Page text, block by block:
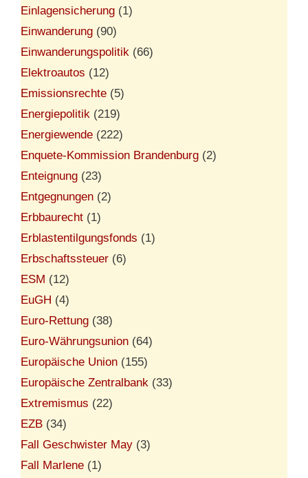
Einlagensicherung (1)
Einwanderung (90)
Einwanderungspolitik (66)
Elektroautos (12)
Emissionsrechte (5)
Energiepolitik (219)
Energiewende (222)
Enquete-Kommission Brandenburg (2)
Enteignung (23)
Entgegnungen (2)
Erbbaurecht (1)
Erblastentilgungsfonds (1)
Erbschaftssteuer (6)
ESM (12)
EuGH (4)
Euro-Rettung (38)
Euro-Währungsunion (64)
Europäische Union (155)
Europäische Zentralbank (33)
Extremismus (22)
EZB (34)
Fall Geschwister May (3)
Fall Marlene (1)